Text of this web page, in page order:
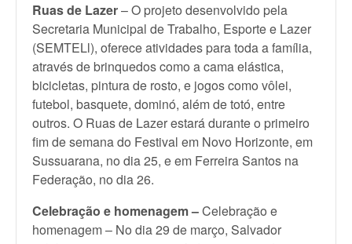
Ruas de Lazer– O projeto desenvolvido pela
Secretaria Municipal de Trabalho, Esporte e Lazer
(SEMTELl), oferece atividades para toda a família,
através de brinquedos como a cama elástica,
bicicletas, pintura de rosto, e jogos como vôlei,
futebol, basquete, dominó, além de totó, entre
outros. O Ruas de Lazer estará durante o primeiro
fim de semana do Festival em Novo Horizonte, em
Sussuarana, no dia 25, e em Ferreira Santos na
Federação, no dia 26.
Celebração e homenagem –Celebração e
homenagem – No dia 29 de março, Salvador